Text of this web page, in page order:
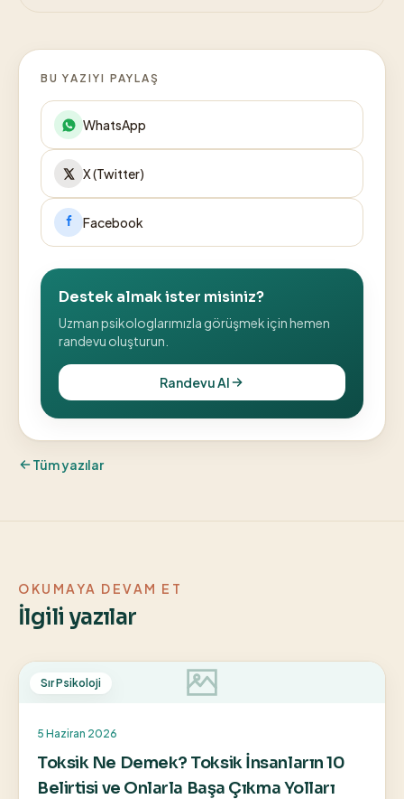
BU YAZIYI PAYLAŞ
WhatsApp
X (Twitter)
Facebook
Destek almak ister misiniz?
Uzman psikologlarımızla görüşmek için hemen
randevu oluşturun.
Randevu Al
Tüm yazılar
OKUMAYA DEVAM ET
İlgili yazılar
Sır Psikoloji
5 Haziran 2026
Toksik Ne Demek? Toksik İnsanların 10
Belirtisi ve Onlarla Başa Çıkma Yolları